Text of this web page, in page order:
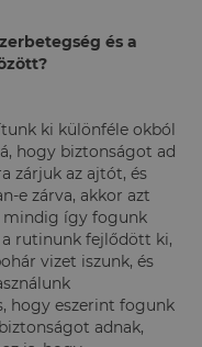
és a
ki különféle okból
hogy biztonságot ad
zárjuk az ajtót, és
e zárva, akkor azt
mindig így fogunk
rutinunk fejlődött ki,
vizet iszunk, és
hogy eszerint fogunk
adnak,